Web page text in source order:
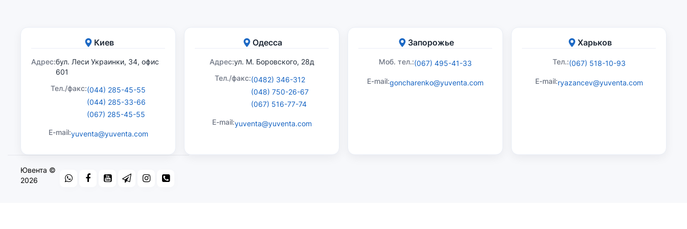
Киев
Адрес:бул. Леси Украинки, 34, офис
601
Тел./факс:(044) 285-45-55
(044) 285-33-66
(067) 285-45-55
E-mail:yuventa@yuventa.com
Одесса
Адрес:ул. М. Боровского, 28д
Тел./факс:(0482) 346-312
(048) 750-26-67
(067) 516-77-74
E-mail:yuventa@yuventa.com
Запорожье
Моб. тел.:(067) 495-41-33
E-mail:goncharenko@yuventa.com
Харьков
Тел.:(067) 518-10-93
E-mail:ryazancev@yuventa.com
Ювента ©
2026